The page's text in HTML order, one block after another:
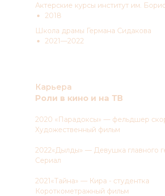
Актерские курсы институт им.
2018
Школа драмы Германа Сидакова
2021—2022
Карьера
Роли в кино и на ТВ
2020 «Парадоксы» — фельдшер
Художественный фильм
2022«Дылды» — Девушка главного
Сериал
2021«Тайна» — Кира - студентка
Короткометражный фильм